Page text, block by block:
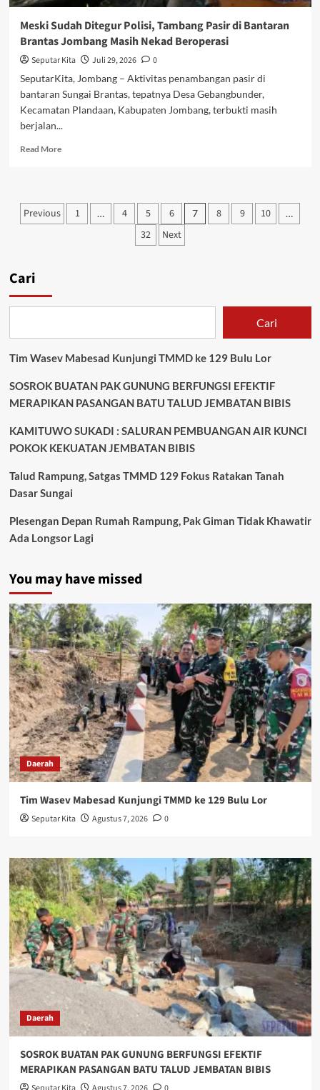
Meski Sudah Ditegur Polisi, Tambang Pasir di Bantaran
Brantas Jombang Masih Nekad Beroperasi
Seputar Kita Juli 29, 2026
0
SeputarKita, Jombang – Aktivitas penambangan pasir di
bantaran Sungai Brantas, tepatnya Desa Gebangbunder,
Kecamatan Plandaan, Kabupaten Jombang, terbukti masih
berjalan...
Read MoreRead
Sudah
Ditegur
Jombang
Nekad
Paginasi
Previous 1 … 4 5 6 7 8 9 10 …
32 Next
Cari
Cari
Tim Wasev Mabesad Kunjungi TMMD ke 129 Bulu Lor
SOSROK BUATAN PAK GUNUNG BERFUNGSI EFEKTIF
MERAPIKAN PASANGAN BATU TALUD JEMBATAN BIBIS
KAMITUWO SUKADI : SALURAN PEMBUANGAN AIR KUNCI
POKOK KEKUATAN JEMBATAN BIBIS
Talud Rampung, Satgas TMMD 129 Fokus Ratakan Tanah
Dasar Sungai
Plesengan Depan Rumah Rampung, Pak Giman Tidak Khawatir
Ada Longsor Lagi
You may have missed
Daerah
Tim Wasev Mabesad Kunjungi TMMD ke 129 Bulu Lor
Seputar Kita Agustus 7, 2026 0
Daerah
SOSROK BUATAN PAK GUNUNG BERFUNGSI EFEKTIF
MERAPIKAN PASANGAN BATU TALUD JEMBATAN BIBIS